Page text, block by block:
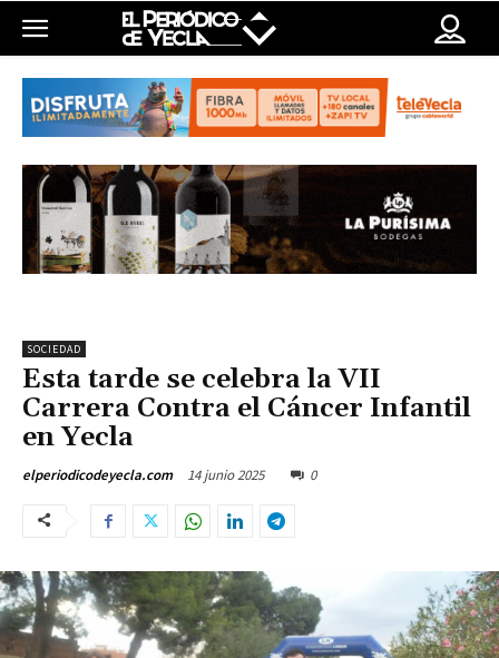
SOCIEDAD
Esta tarde se celebra la VII
Carrera Contra el Cáncer Infantil
en Yecla
elperiodicodeyecla.com 14 junio 2025 0